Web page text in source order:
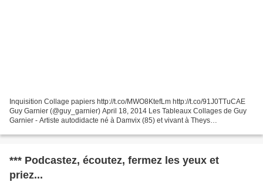
Inquisition Collage papiers http://t.co/MWO8KtefLm http://t.co/91J0TTuCAE
Guy Garnier (@guy_garnier) April 18, 2014 Les Tableaux Collages de Guy
Garnier - Artiste autodidacte né à Damvix (85) et vivant à Theys
*** Podcastez, écoutez, fermez les yeux et
priez...